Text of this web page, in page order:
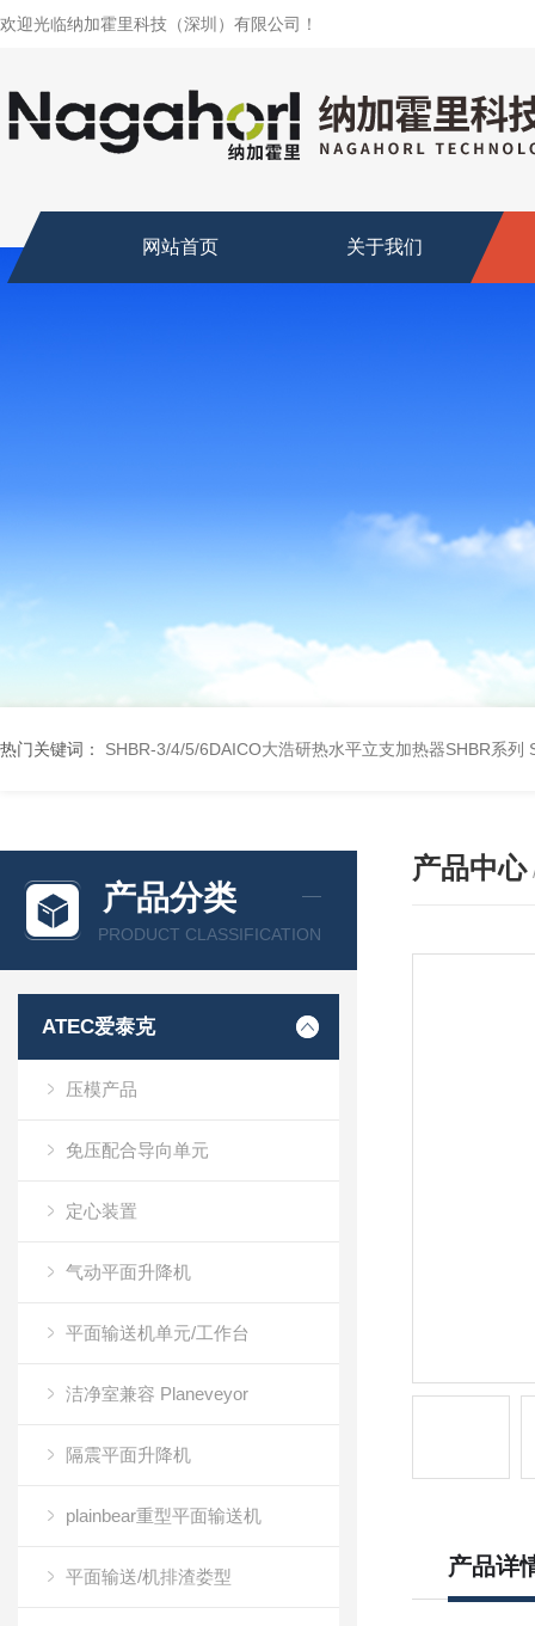
欢迎光临纳加霍里科技（深圳）有限公司！
网站首页 关于我们
热门关键词： SHBR-3/4/5/6DAICO大浩研热水平立支加热器SHBR系列
产品分类
PRODUCT CLASSIFICATION
ATEC爱泰克
压模产品
免压配合导向单元
定心装置
气动平面升降机
平面输送机单元/工作台
洁净室兼容 Planeveyor
隔震平面升降机
plainbear重型平面输送机
平面输送/机排渣娄型
产品中心
产品详